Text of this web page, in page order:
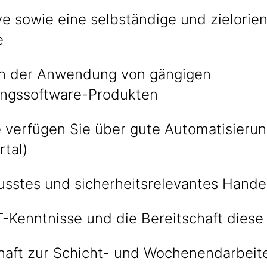
sowie eine selbständige und
der Anwendung von gängigen
Produkten
verfügen Sie über gute
und sicherheitsrelevantes
Kenntnisse und die Bereitschaft
zur Schicht- und